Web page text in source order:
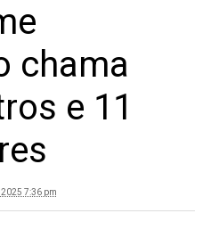
chama
e 11
7:36 pm